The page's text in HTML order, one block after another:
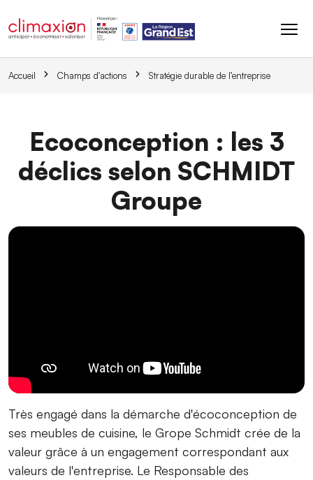
Accueil Champs d'actions Stratégie durable de l’entreprise
Ecoconception : les 3
déclics selon SCHMIDT
Groupe
Très engagé dans la démarche d'écoconception de
ses meubles de cuisine,⁨ ⁨le Grope Schmidt⁩ crée de la
valeur grâce à un engagement correspondant aux
valeurs de l'entreprise. Le Responsable des